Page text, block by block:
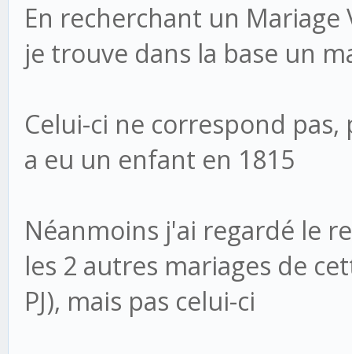
En recherchant un
je trouve dans la base un
Celui-ci ne correspond
a eu un enfant en 1815
Néanmoins j'ai regardé le
les 2 autres mariages de
PJ), mais pas celui-ci